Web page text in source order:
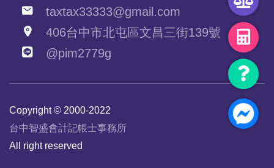
taxtax33333@gmail.com
406台中市北屯區文昌三街139號
@pim2779g
Copyright © 2000-2022
台中智盛會計記帳士事務所
All right reserved